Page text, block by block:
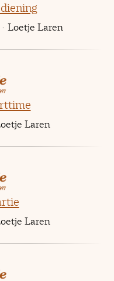
· Loetje Laren
Laren
Laren